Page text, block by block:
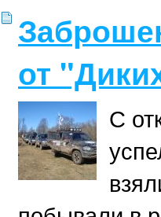
от
С